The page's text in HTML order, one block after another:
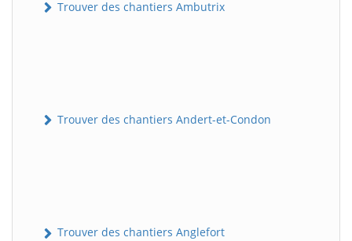
Trouver des chantiers Ambutrix
Trouver des chantiers Andert-et-Condon
Trouver des chantiers Anglefort